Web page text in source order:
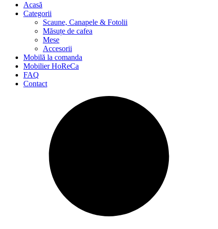
Acasă
Categorii
Scaune, Canapele & Fotolii
Măsuțe de cafea
Mese
Accesorii
Mobilă la comanda
Mobilier HoReCa
FAQ
Contact